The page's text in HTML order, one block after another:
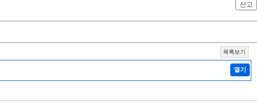
신고
목록보기
열기